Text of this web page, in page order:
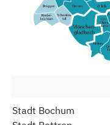
Stadt Bochum